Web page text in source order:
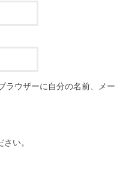
ラウザーに自分の名前、メー
い。